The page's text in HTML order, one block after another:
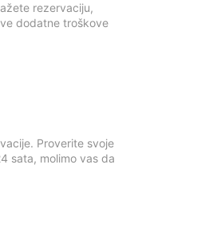
rezervaciju,
dodatne troškove
Proverite svoje
sata, molimo vas da